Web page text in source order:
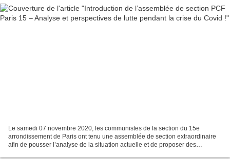
Le samedi 07 novembre 2020, les communistes de la section du 15e
arrondissement de Paris ont tenu une assemblée de section extraordinaire
afin de pousser l’analyse de la situation actuelle et de proposer des